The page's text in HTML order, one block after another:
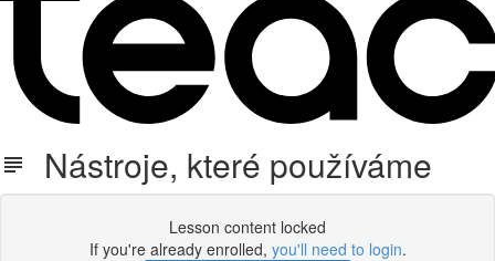
Nástroje, které používáme
Lesson content locked
If you're already enrolled, you'll need to login.